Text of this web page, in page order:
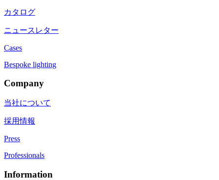
カタログ
ニュースレター
Cases
Bespoke lighting
Company
当社について
採用情報
Press
Professionals
Information